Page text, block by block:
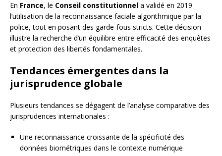
En France, le Conseil constitutionnel a validé en 2019
l’utilisation de la reconnaissance faciale algorithmique par la
police, tout en posant des garde-fous stricts. Cette décision
illustre la recherche d’un équilibre entre efficacité des enquêtes
et protection des libertés fondamentales.
Tendances émergentes dans la
jurisprudence globale
Plusieurs tendances se dégagent de l’analyse comparative des
jurisprudences internationales :
Une reconnaissance croissante de la spécificité des
données biométriques dans le contexte numérique